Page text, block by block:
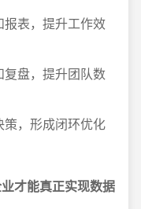
表，提升工作效
盘，提升团队数
，形成闭环优化
才能真正实现数据